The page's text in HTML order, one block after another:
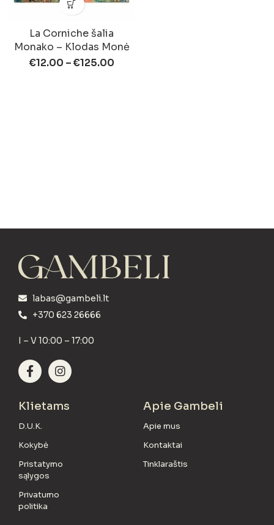
La Corniche šalia
Monako – Klodas Monė
€12.00 –€125.00
labas@gambeli.lt
+370 623 26666
I – V 10:00 – 17:00
Klietams
D.U.K.
Kokybė
Pristatymo
sąlygos
Privatumo
politika
Apie Gambeli
Apie mus
Kontaktai
Tinklaraštis